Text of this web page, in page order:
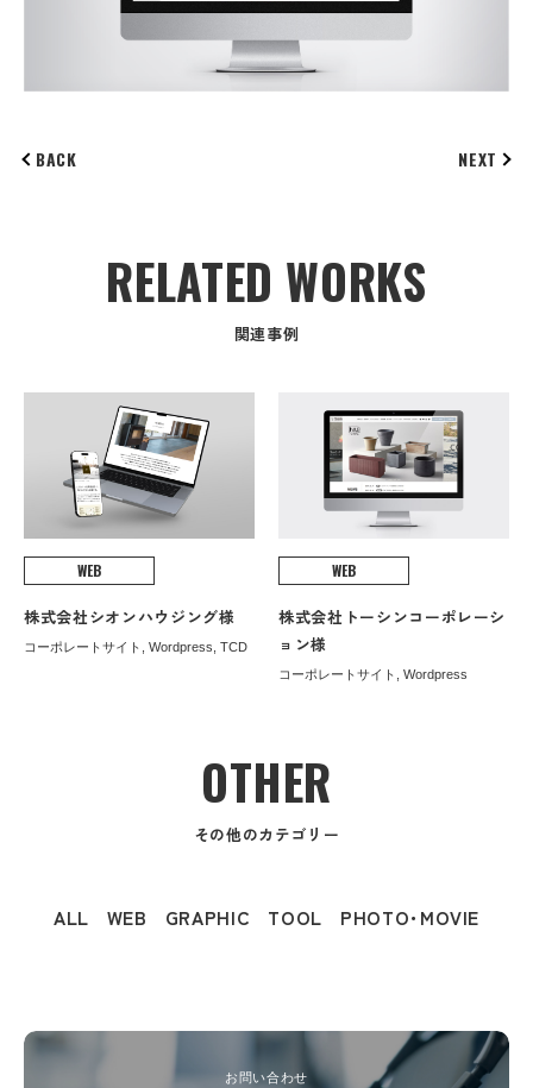
BACK NEXT
RELATED WORKS
関連事例
WEB
株式会社シオンハウジング様
コーポレートサイト, Wordpress, TCD
WEB
株式会社トーシンコーポレーシ
ョン様
コーポレートサイト, Wordpress
OTHER
その他のカテゴリー
ALL WEB GRAPHIC TOOL PHOTO･MOVIE
お問い合わせ